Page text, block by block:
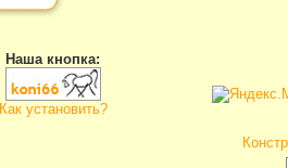
Наша кнопка:
Как установить?